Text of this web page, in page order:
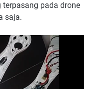
pada drone
saja.